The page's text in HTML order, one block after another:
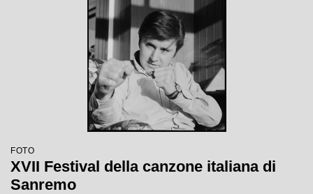
FOTO
XVII Festival della canzone italiana di
Sanremo